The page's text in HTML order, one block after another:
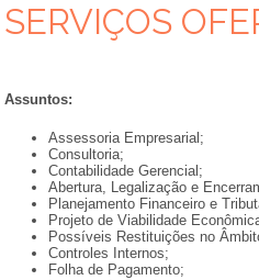
SERVIÇOS
Assuntos:
Assessoria Empresarial;
Consultoria;
Contabilidade Gerencial;
Abertura, Legalização e
Planejamento Financeiro e
Projeto de Viabilidade
Possíveis Restituições no
Controles Internos;
Folha de Pagamento;